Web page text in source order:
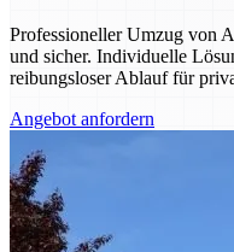
Professioneller Umzug von
und sicher. Individuelle
reibungsloser Ablauf für
Angebot anfordern